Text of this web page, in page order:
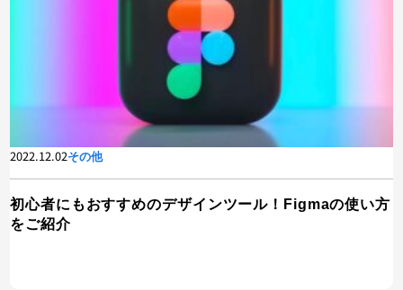
2022.12.02その他
初心者にもおすすめのデザインツール！Figmaの使い方
をご紹介